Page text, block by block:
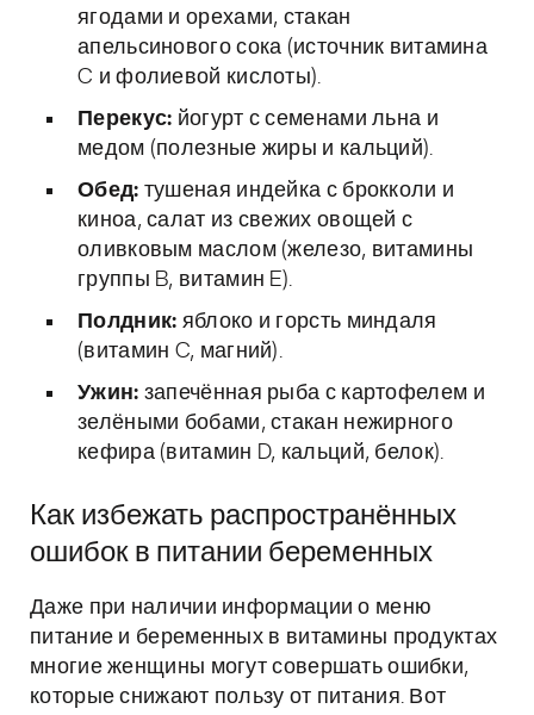
ягодами и орехами, стакан
апельсинового сока (источник витамина
C и фолиевой кислоты).
Перекус: йогурт с семенами льна и
медом (полезные жиры и кальций).
Обед: тушеная индейка с брокколи и
киноа, салат из свежих овощей с
оливковым маслом (железо, витамины
группы B, витамин E).
Полдник: яблоко и горсть миндаля
(витамин C, магний).
Ужин: запечённая рыба с картофелем и
зелёными бобами, стакан нежирного
кефира (витамин D, кальций, белок).
Как избежать распространённых
ошибок в питании беременных
Даже при наличии информации о меню
питание и беременных в витамины продуктах
многие женщины могут совершать ошибки,
которые снижают пользу от питания. Вот